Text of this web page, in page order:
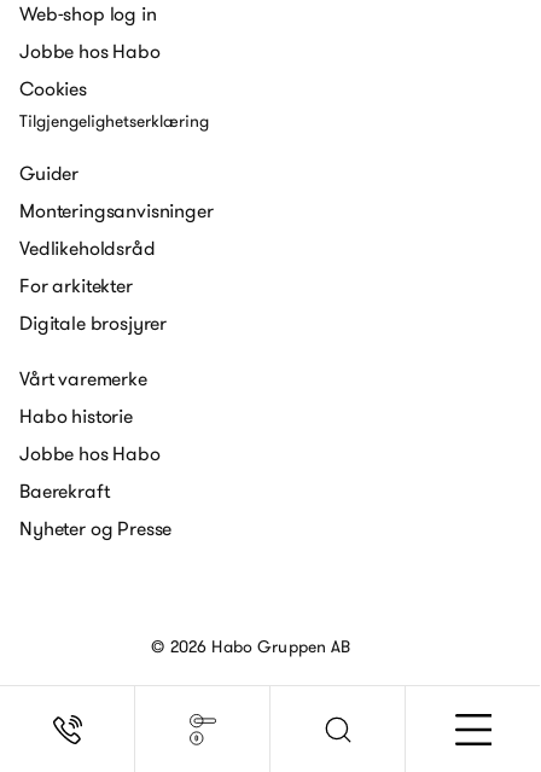
Web-shop log in
Jobbe hos Habo
Cookies
Tilgjengelighetserklæring
Guider
Monteringsanvisninger
Vedlikeholdsråd
For arkitekter
Digitale brosjyrer
Vårt varemerke
Habo historie
Jobbe hos Habo
Baerekraft
Nyheter og Presse
© 2026 Habo Gruppen AB